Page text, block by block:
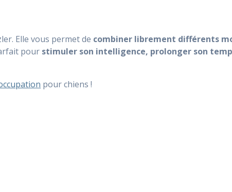
Elle vous permet de combiner librement différents
pour stimuler son intelligence, prolonger son
pour chiens !